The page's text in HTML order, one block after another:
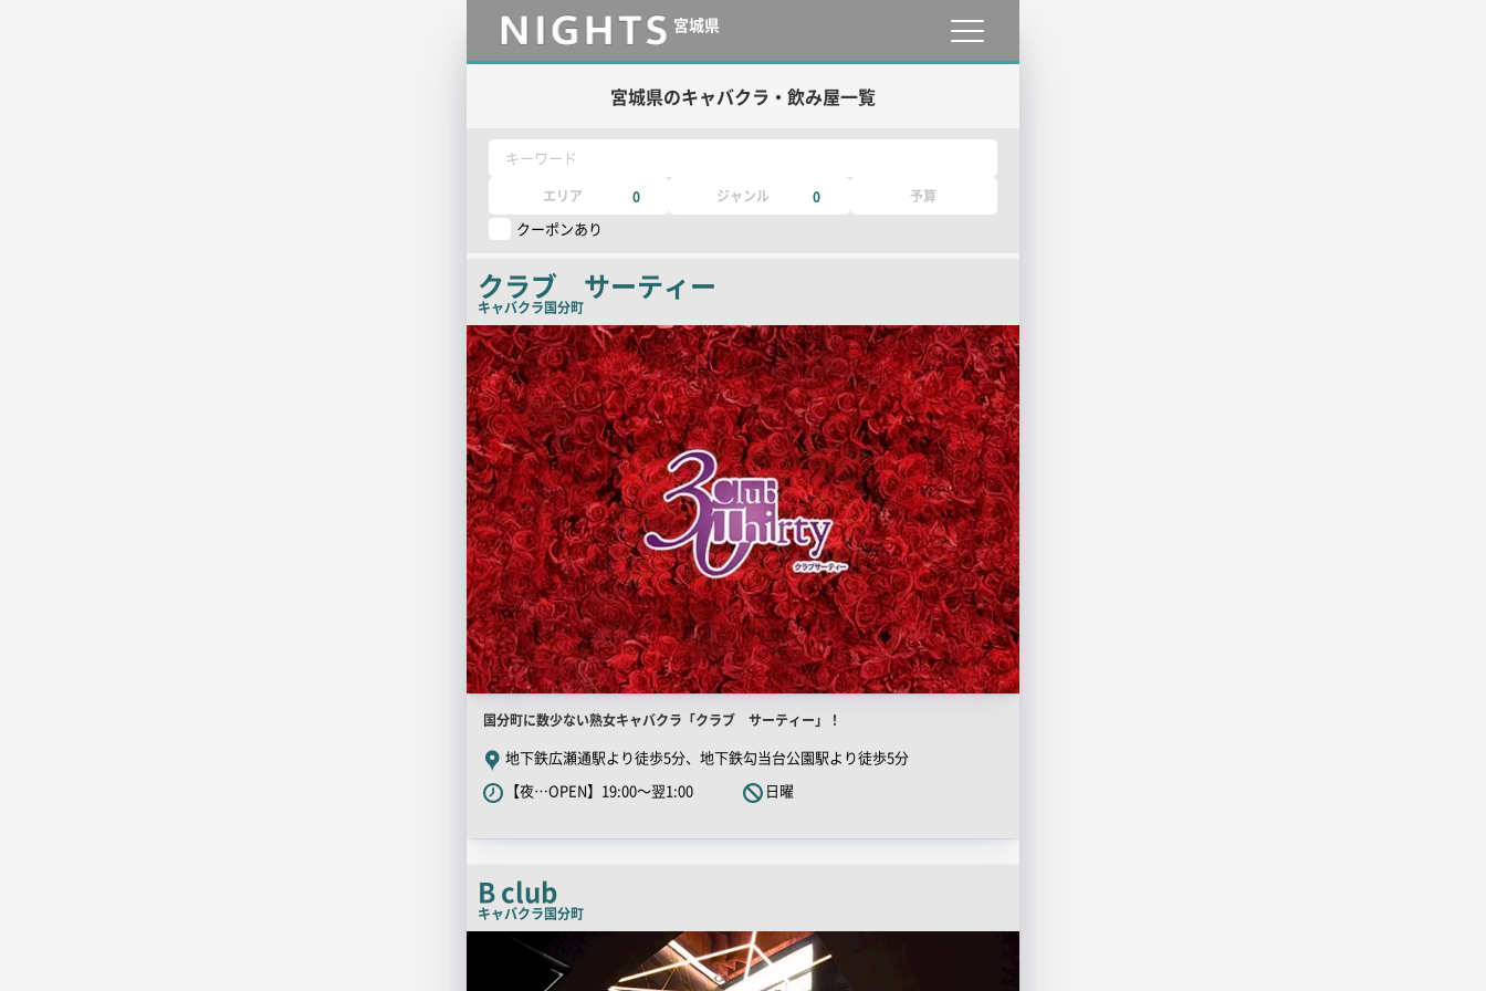
宮城県
宮城県のキャバクラ・飲み屋一覧
キーワード
エリア 0 ジャンル 0 予算
クーポンあり
クラブ サーティー
キャバクラ国分町
店
舗
PR
画
像
店
舗
PR
キ
チ
コ
ピ
国分町に数少ない熟女キャバクラ「クラブ サーティー」！
地下鉄広瀬通駅より徒歩5分、地下鉄勾当台公園駅より徒歩5分
【夜…OPEN】19:00～翌1:00
日曜
B club
キャバクラ国分町